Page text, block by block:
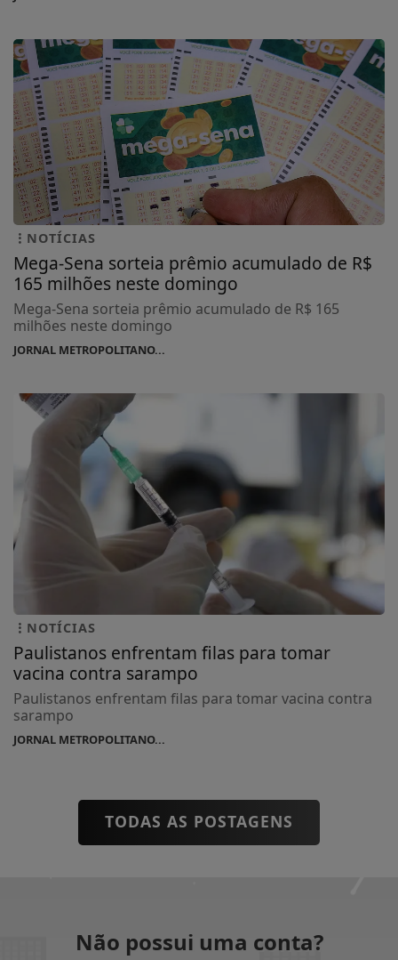
NOTÍCIAS
Mega-Sena sorteia prêmio acumulado de R$
165 milhões neste domingo
Mega-Sena sorteia prêmio acumulado de R$ 165
milhões neste domingo
JORNAL METROPOLITANO...
NOTÍCIAS
Paulistanos enfrentam filas para tomar
vacina contra sarampo
Paulistanos enfrentam filas para tomar vacina contra
sarampo
JORNAL METROPOLITANO...
TODAS AS POSTAGENS
Não possui uma conta?